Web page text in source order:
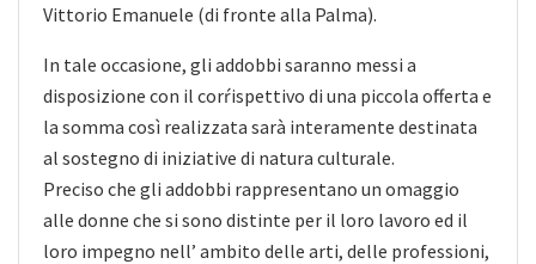
Vittorio Emanuele (di fronte alla Palma).
In tale occasione, gli addobbi saranno messi a
disposizione con il corŕispettivo di una piccola offerta e
la somma così realizzata sarà interamente destinata
al sostegno di iniziative di natura culturale.
Preciso che gli addobbi rappresentano un omaggio
alle donne che si sono distinte per il loro lavoro ed il
loro impegno nell’ ambito delle arti, delle professioni,